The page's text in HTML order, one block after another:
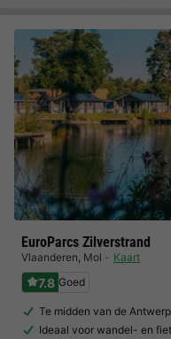
EuroParcs Zilverstrand
Vlaanderen, Mol Kaart
7.8 Goed
Te midden van de
Ideaal voor wandel- en